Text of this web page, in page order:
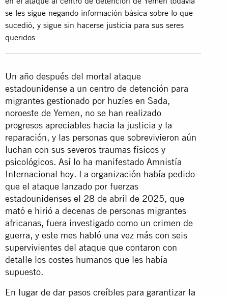
se les sigue negando información básica sobre lo que
sucedió, y sigue sin hacerse justicia para sus seres
queridos
Un año después del mortal ataque
estadounidense a un centro de detención para
migrantes gestionado por huzíes en Sada,
noroeste de Yemen, no se han realizado
progresos apreciables hacia la justicia y la
reparación, y las personas que sobrevivieron aún
luchan con sus severos traumas físicos y
psicológicos. Así lo ha manifestado Amnistía
Internacional hoy. La organización había pedido
que el ataque lanzado por fuerzas
estadounidenses el 28 de abril de 2025, que
mató e hirió a decenas de personas migrantes
africanas, fuera investigado como un crimen de
guerra, y este mes habló una vez más con seis
supervivientes del ataque que contaron con
detalle los costes humanos que les había
supuesto.
En lugar de dar pasos creíbles para garantizar la